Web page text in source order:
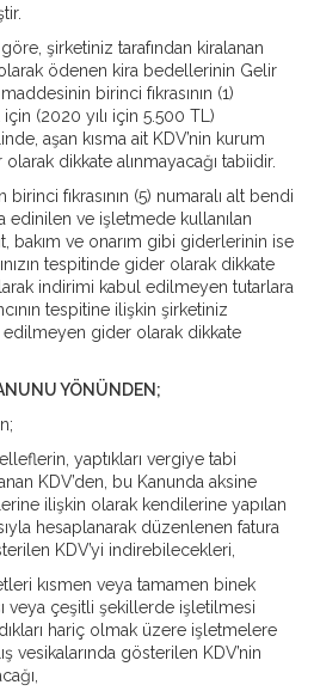
şirketiniz tarafından kiralanan
ödenen kira bedellerinin Gelir
birinci fıkrasının (1)
(2020 yılı için 5.500 TL)
aşan kısma ait KDV’nin kurum
dikkate alınmayacağı tabiidir.
fıkrasının (5) numaralı alt bendi
ve işletmede kullanılan
bakım ve onarım gibi giderlerinin ise
tespitinde gider olarak dikkate
indirimi kabul edilmeyen tutarlara
tespitine ilişkin şirketiniz
edilmeyen gider olarak dikkate
YÖNÜNDEN;
yaptıkları vergiye tabi
KDV’den, bu Kanunda aksine
ilişkin olarak kendilerine yapılan
hesaplanarak düzenlenen fatura
KDV’yi indirebilecekleri,
kısmen veya tamamen binek
veya çeşitli şekillerde işletilmesi
hariç olmak üzere işletmelere
vesikalarında gösterilen KDV’nin